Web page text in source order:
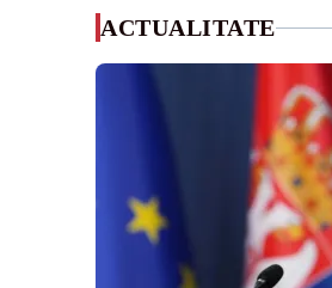
ACTUALITATE